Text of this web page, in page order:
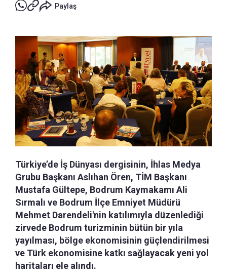
Paylaş
Türkiye’de İş Dünyası dergisinin, İhlas Medya
Grubu Başkanı Aslıhan Ören, TİM Başkanı
Mustafa Gültepe, Bodrum Kaymakamı Ali
Sırmalı ve Bodrum İlçe Emniyet Müdürü
Mehmet Darendeli'nin katılımıyla düzenlediği
zirvede Bodrum turizminin bütün bir yıla
yayılması, bölge ekonomisinin güçlendirilmesi
ve Türk ekonomisine katkı sağlayacak yeni yol
haritaları ele alındı.